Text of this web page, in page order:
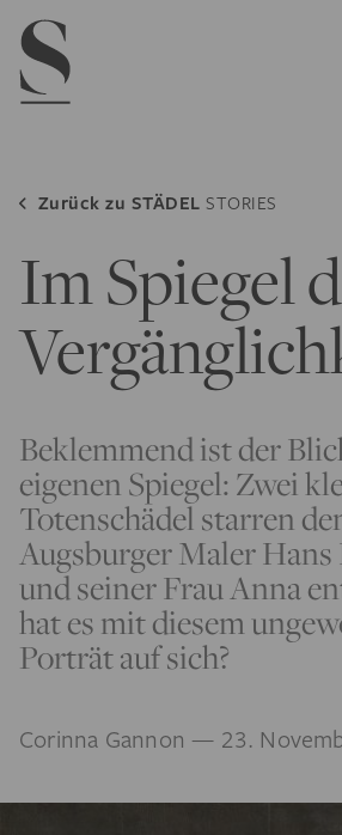
Navigation menu
Zurück zu STÄDEL STORIES
Im Spiegel
Beklemmend ist der
eigenen Spiegel: Zwei
Totenschädel starren
Augsburger Maler
und seiner Frau Anna
hat es mit diesem
Porträt auf sich?
Corinna Gannon — 23.